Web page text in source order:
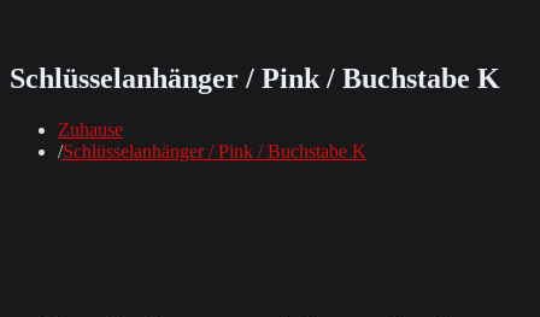
Schlüsselanhänger / Pink / Buchstabe K
Zuhause
Schlüsselanhänger / Pink / Buchstabe K